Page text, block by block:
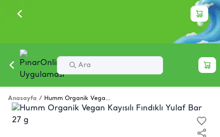
Anasayfa / Humm Organik Vegan Kayısılı Fındıklı Yulaf Bar 27 g